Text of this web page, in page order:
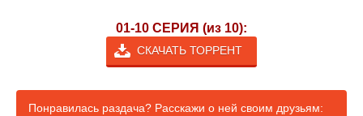
01-10 СЕРИЯ (из 10):
СКАЧАТЬ ТОРРЕНТ
Понравилась раздача? Расскажи о ней своим друзьям: